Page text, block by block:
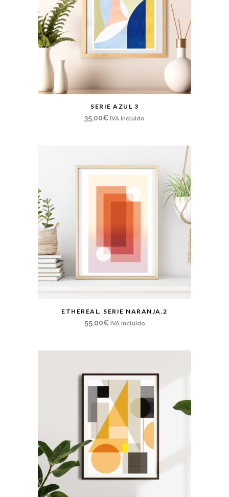
SERIE AZUL 3
35,00€ IVA incluido
ETHEREAL. SERIE NARANJA.2
55,00€ IVA incluido